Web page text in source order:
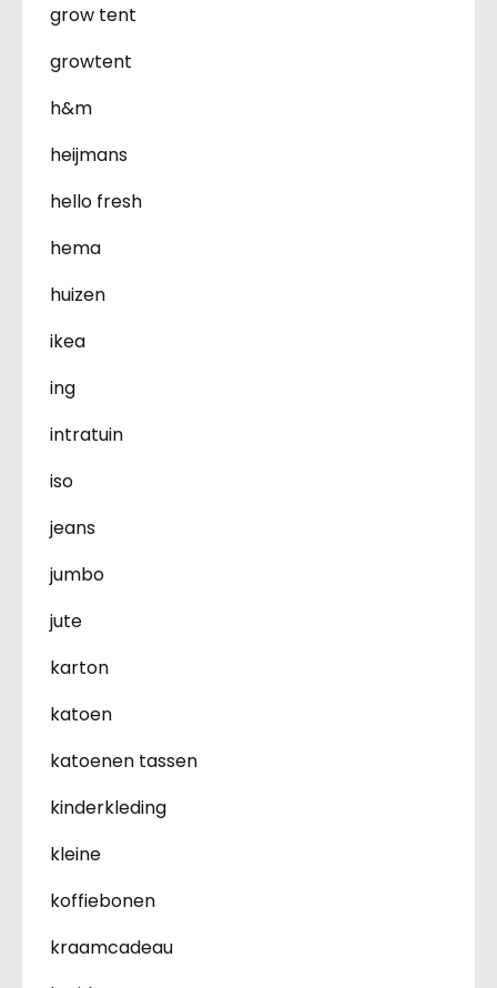
grow tent
growtent
h&m
heijmans
hello fresh
hema
huizen
ikea
ing
intratuin
iso
jeans
jumbo
jute
karton
katoen
katoenen tassen
kinderkleding
kleine
koffiebonen
kraamcadeau